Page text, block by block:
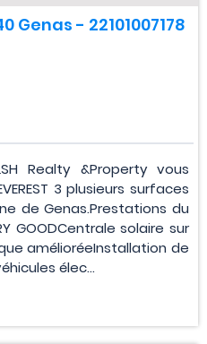
Genas - 22101007178
Realty &Property vous
3 plusieurs surfaces
de Genas.Prestations du
GOODCentrale solaire sur
amélioréeInstallation de
élec...